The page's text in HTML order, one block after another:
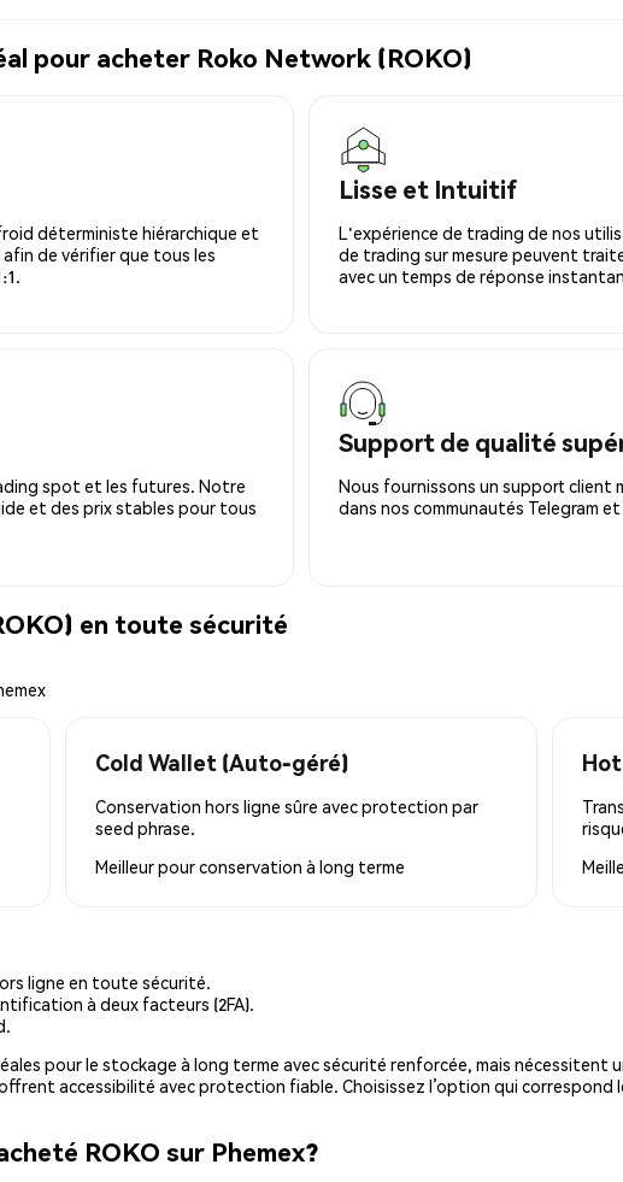
pour acheter Roko Network (ROKO)
déterministe hiérarchique et
afin de vérifier que tous les
Lisse et Intuitif
L'expérience de trading de nos
de trading sur mesure peuvent
avec un temps de réponse
spot et les futures. Notre
et des prix stables pour tous
Support de qualité
Nous fournissons un support client
dans nos communautés Telegram
en toute sécurité
Cold Wallet (Auto-géré)
Conservation hors ligne sûre avec protection par
seed phrase.
Meilleur pourconservation à long terme
ligne en toute sécurité.
à deux facteurs (2FA).
pour le stockage à long terme avec sécurité renforcée, mais
accessibilité avec protection fiable. Choisissez l’option qui correspond
ROKO sur Phemex?